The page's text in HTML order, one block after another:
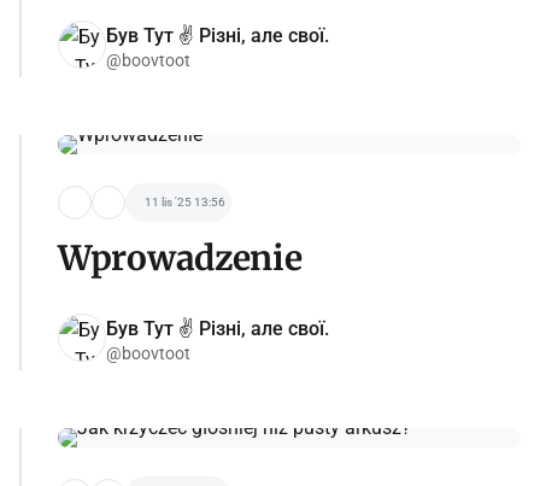
Був Тут ✌️ Різні, але свої.
@boovtoot
11 lis '25 13:56
Wprowadzenie
Був Тут ✌️ Різні, але свої.
@boovtoot